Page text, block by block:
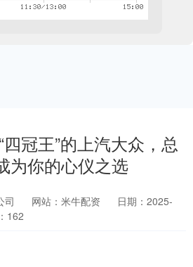
冠王”的上汽大众，总
为你的心仪之选
司 网站：米牛配资
日期：2025-
162